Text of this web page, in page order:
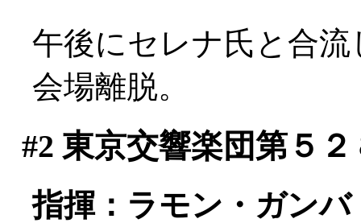
午後にセレナ氏と合
会場離脱。
#2 東京交響楽団第５
指揮：ラモン・ガンバ